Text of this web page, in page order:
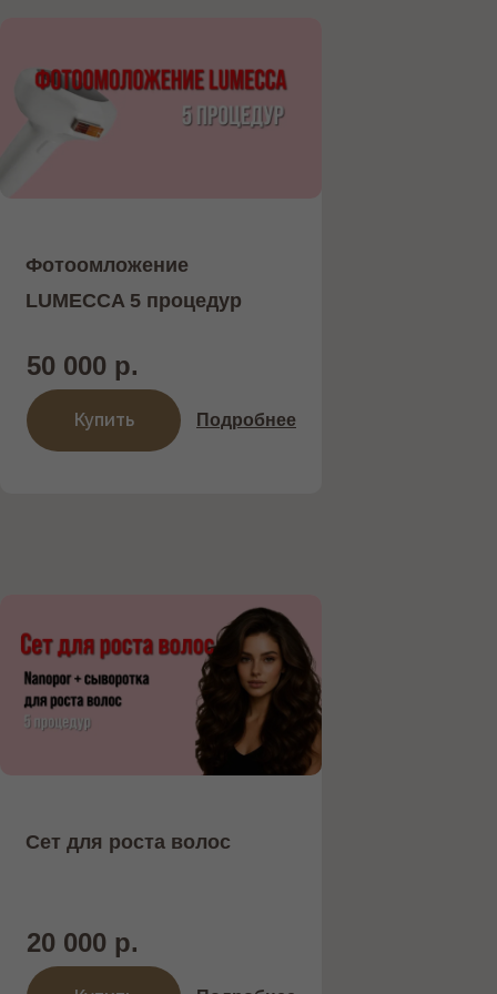
Подробнее
50 000 р.
Фотоомложение
LUMECCA 5 процедур
Купить
20 000 р.
Сет для роста волос